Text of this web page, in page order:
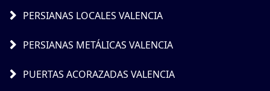
PERSIANAS LOCALES VALENCIA
PERSIANAS METÁLICAS VALENCIA
PUERTAS ACORAZADAS VALENCIA